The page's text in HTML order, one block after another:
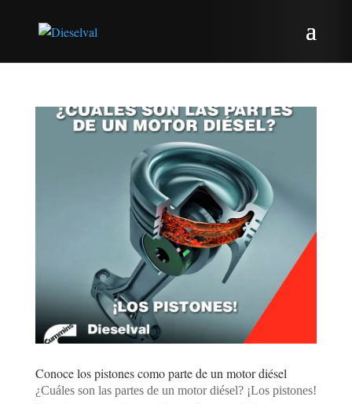
Conoce los pistones como parte de un motor diésel
¿Cuáles son las partes de un motor diésel? ¡Los pistones!